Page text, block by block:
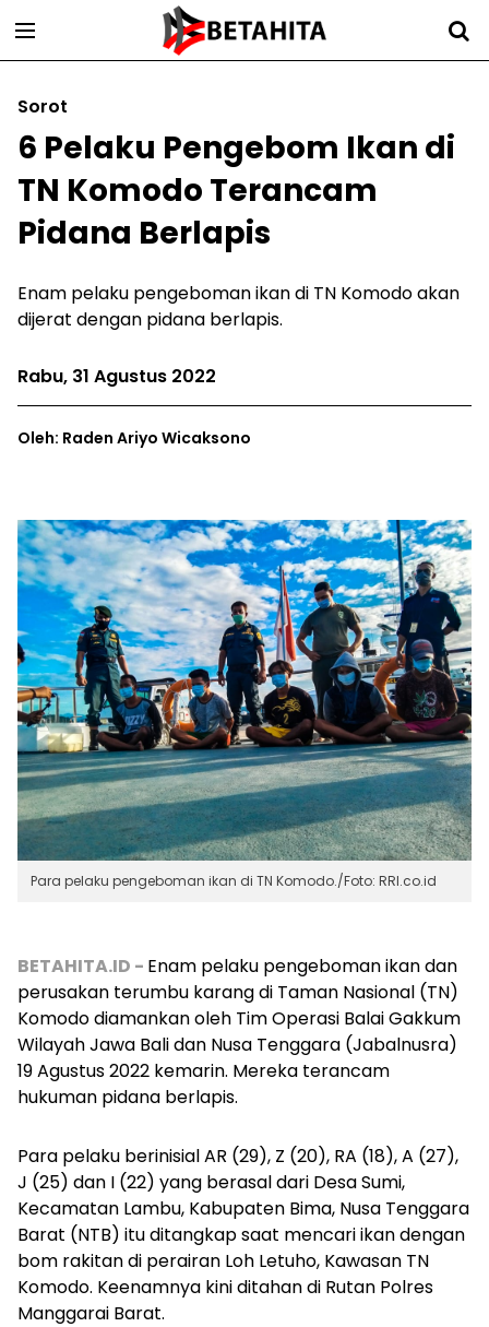
Sorot
6 Pelaku Pengebom Ikan di
TN Komodo Terancam
Pidana Berlapis
Enam pelaku pengeboman ikan di TN Komodo akan
dijerat dengan pidana berlapis.
Rabu, 31 Agustus 2022
Oleh: Raden Ariyo Wicaksono
Para pelaku pengeboman ikan di TN Komodo./Foto: RRI.co.id
BETAHITA.ID - Enam pelaku pengeboman ikan dan
perusakan terumbu karang di Taman Nasional (TN)
Komodo diamankan oleh Tim Operasi Balai Gakkum
Wilayah Jawa Bali dan Nusa Tenggara (Jabalnusra)
19 Agustus 2022 kemarin. Mereka terancam
hukuman pidana berlapis.
Para pelaku berinisial AR (29), Z (20), RA (18), A (27),
J (25) dan I (22) yang berasal dari Desa Sumi,
Kecamatan Lambu, Kabupaten Bima, Nusa Tenggara
Barat (NTB) itu ditangkap saat mencari ikan dengan
bom rakitan di perairan Loh Letuho, Kawasan TN
Komodo. Keenamnya kini ditahan di Rutan Polres
Manggarai Barat.